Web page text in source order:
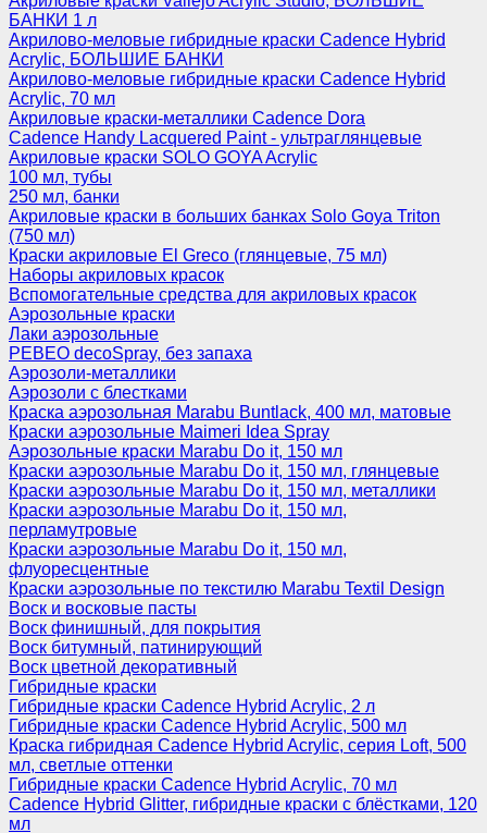
БАНКИ 1 л
Акрилово-меловые гибридные краски Cadence Hybrid
Acrylic, БОЛЬШИЕ БАНКИ
Акрилово-меловые гибридные краски Cadence Hybrid
Acrylic, 70 мл
Акриловые краски-металлики Cadence Dora
Cadence Handy Lacquered Paint - ультраглянцевые
Акриловые краски SOLO GOYA Acrylic
100 мл, тубы
250 мл, банки
Акриловые краски в больших банках Solo Goya Triton
(750 мл)
Краски акриловые El Greco (глянцевые, 75 мл)
Наборы акриловых красок
Вспомогательные средства для акриловых красок
Аэрозольные краски
Лаки аэрозольные
PEBEO decoSpray, без запаха
Аэрозоли-металлики
Аэрозоли с блестками
Краска аэрозольная Marabu Buntlack, 400 мл, матовые
Краски аэрозольные Maimeri Idea Spray
Аэрозольные краски Marabu Do it, 150 мл
Краски аэрозольные Marabu Do it, 150 мл, глянцевые
Краски аэрозольные Marabu Do it, 150 мл, металлики
Краски аэрозольные Marabu Do it, 150 мл,
перламутровые
Краски аэрозольные Marabu Do it, 150 мл,
флуоресцентные
Краски аэрозольные по текстилю Marabu Textil Design
Воск и восковые пасты
Воск финишный, для покрытия
Воск битумный, патинирующий
Воск цветной декоративный
Гибридные краски
Гибридные краски Cadence Hybrid Acrylic, 2 л
Гибридные краски Cadence Hybrid Acrylic, 500 мл
Краска гибридная Cadence Hybrid Acrylic, серия Loft, 500
мл, светлые оттенки
Гибридные краски Cadence Hybrid Acrylic, 70 мл
Cadence Hybrid Glitter, гибридные краски с блёстками, 120
мл